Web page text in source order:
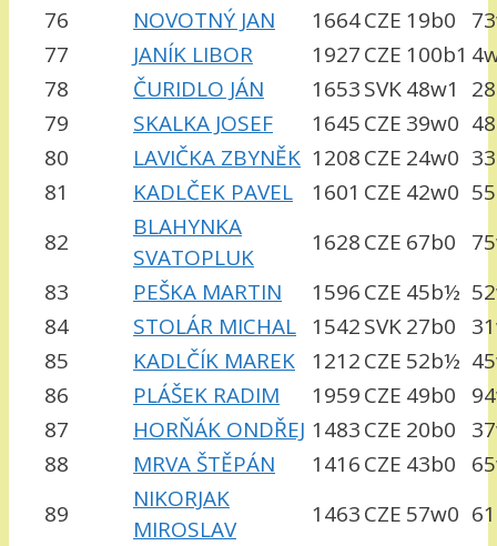
76
NOVOTNÝ JAN 1664CZE 19b0
77
JANÍK LIBOR 1927CZE 100b1
78
ČURIDLO JÁN 1653SVK48w1
79
SKALKA JOSEF 1645CZE 39w0
80
LAVIČKA ZBYNĚK 1208CZE 24w0
81
KADLČEK PAVEL 1601 CZE 42w0
82
BLAHYNKA
SVATOPLUK
1628CZE 67b0
83
PEŠKA MARTIN 1596CZE 45b½
84
STOLÁR MICHAL 1542SVK27b0
85
KADLČÍK MAREK 1212CZE 52b½
86
PLÁŠEK RADIM 1959CZE 49b0
87
HORŇÁK ONDŘEJ 1483CZE 20b0
88
MRVA ŠTĚPÁN 1416CZE 43b0
89
NIKORJAK
MIROSLAV
1463CZE 57w0